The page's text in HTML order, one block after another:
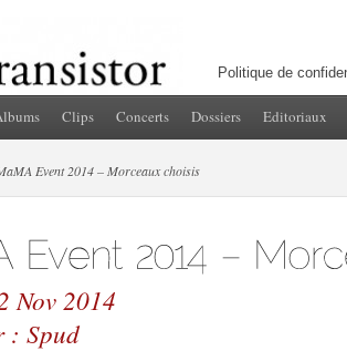
Politique de
Clips Concerts Dossiers Editoriaux
Event 2014 – Morceaux choisis
Nov 2014
: Spud